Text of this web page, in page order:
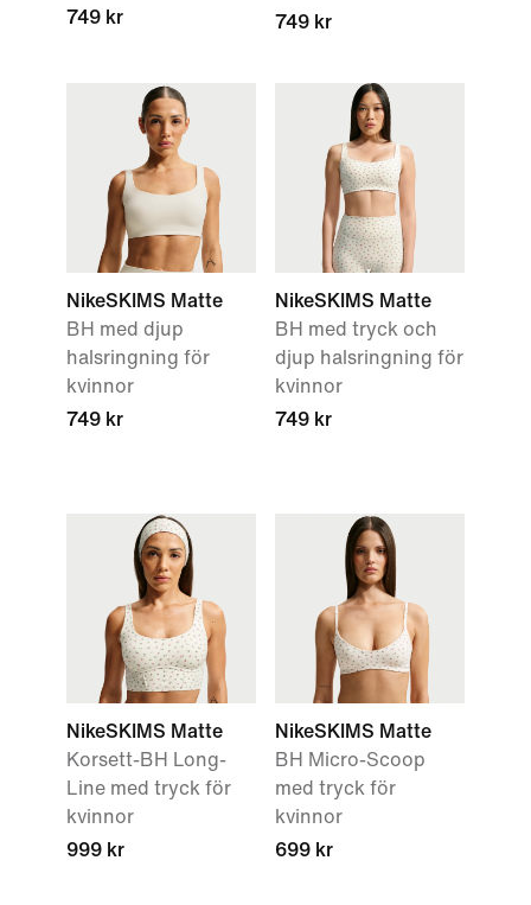
749 kr
749 kr
NikeSKIMS Matte
BH med djup
halsringning för
kvinnor
749 kr
NikeSKIMS Matte
BH med tryck och
djup halsringning för
kvinnor
749 kr
NikeSKIMS Matte
Korsett-BH Long-
Line med tryck för
kvinnor
999 kr
NikeSKIMS Matte
BH Micro-Scoop
med tryck för
kvinnor
699 kr